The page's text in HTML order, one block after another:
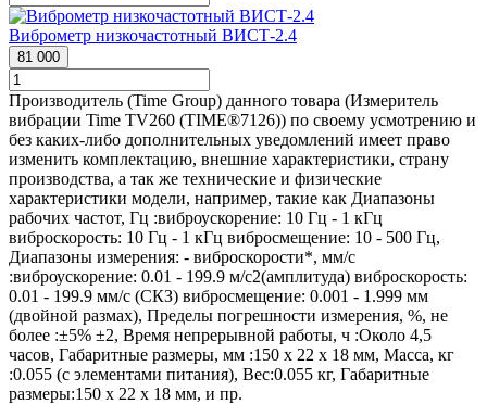
Виброметр низкочастотный ВИСТ-2.4
81 000
Производитель (Time Group) данного товара (Измеритель
вибрации Time TV260 (TIME®7126)) по своему усмотрению и
без каких-либо дополнительных уведомлений имеет право
изменить комплектацию, внешние характеристики, страну
производства, а так же технические и физические
характеристики модели, например, такие как Диапазоны
рабочих частот, Гц :виброускорение: 10 Гц - 1 кГц
виброскорость: 10 Гц - 1 кГц вибросмещение: 10 - 500 Гц,
Диапазоны измерения: - виброскорости*, мм/с
:виброускорение: 0.01 - 199.9 м/с2(амплитуда) виброскорость:
0.01 - 199.9 мм/с (СКЗ) вибросмещение: 0.001 - 1.999 мм
(двойной размах), Пределы погрешности измерения, %, не
более :±5% ±2, Время непрерывной работы, ч :Около 4,5
часов, Габаритные размеры, мм :150 x 22 x 18 мм, Масса, кг
:0.055 (с элементами питания), Вес:0.055 кг, Габаритные
размеры:150 x 22 x 18 мм, и пр.